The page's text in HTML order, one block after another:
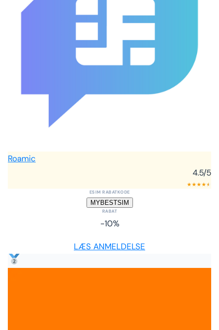
Roamic
4.5/5
★★★★★
★
ESIM RABATKODE
MYBESTSIM
RABAT
-10%
LÆS ANMELDELSE